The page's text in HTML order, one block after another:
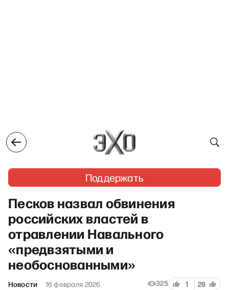
Поддержать
Песков назвал обвинения
российских властей в
отравлении Навального
«предвзятыми и
необоснованными»
Новости 16 февраля 2026 325 1 28